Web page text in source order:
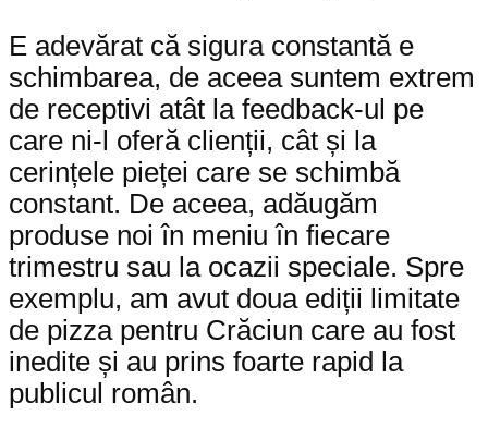
E adevărat că sigura constantă e
schimbarea, de aceea suntem extrem
de receptivi atât la feedback-ul pe
care ni-l oferă clienții, cât și la
cerințele pieței care se schimbă
constant. De aceea, adăugăm
produse noi în meniu în fiecare
trimestru sau la ocazii speciale. Spre
exemplu, am avut doua ediții limitate
de pizza pentru Crăciun care au fost
inedite și au prins foarte rapid la
publicul român.